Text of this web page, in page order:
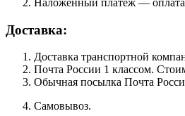
Доставка:
Доставка транспортной
Почта России 1 классом.
Обычная посылка Почта
Самовывоз.